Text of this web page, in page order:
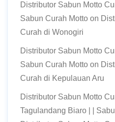
Distributor Sabun Motto
Sabun Curah Motto on
Curah di Wonogiri
Distributor Sabun Motto
Sabun Curah Motto on
Curah di Kepulauan Aru
Distributor Sabun Motto
Tagulandang Biaro | |